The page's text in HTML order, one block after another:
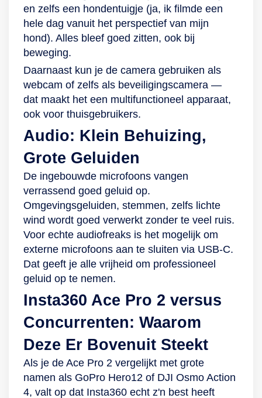
en zelfs een hondentuigje (ja, ik filmde een
hele dag vanuit het perspectief van mijn
hond). Alles bleef goed zitten, ook bij
beweging.
Daarnaast kun je de camera gebruiken als
webcam of zelfs als beveiligingscamera —
dat maakt het een multifunctioneel apparaat,
ook voor thuisgebruikers.
Audio: Klein Behuizing,
Grote Geluiden
De ingebouwde microfoons vangen
verrassend goed geluid op.
Omgevingsgeluiden, stemmen, zelfs lichte
wind wordt goed verwerkt zonder te veel ruis.
Voor echte audiofreaks is het mogelijk om
externe microfoons aan te sluiten via USB-C.
Dat geeft je alle vrijheid om professioneel
geluid op te nemen.
Insta360 Ace Pro 2 versus
Concurrenten: Waarom
Deze Er Bovenuit Steekt
Als je de Ace Pro 2 vergelijkt met grote
namen als GoPro Hero12 of DJI Osmo Action
4, valt op dat Insta360 echt z'n best heeft